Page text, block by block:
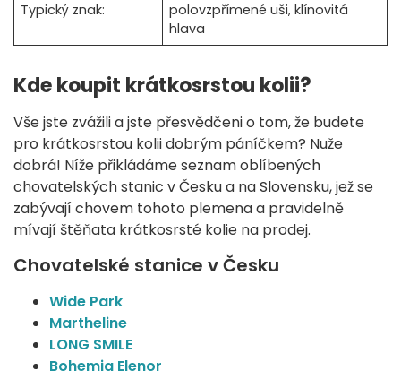
Typický znak:
polovzpřímené uši, klínovitá
hlava
Kde koupit krátkosrstou kolii?
Vše jste zvážili a jste přesvědčeni o tom, že budete
pro krátkosrstou kolii dobrým páníčkem? Nuže
dobrá! Níže přikládáme seznam oblíbených
chovatelských stanic v Česku a na Slovensku, jež se
zabývají chovem tohoto plemena a pravidelně
mívají štěňata krátkosrsté kolie na prodej.
Chovatelské stanice v Česku
Wide Park
Martheline
LONG SMILE
Bohemia Elenor